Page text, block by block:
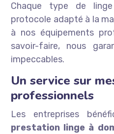
Chaque type de
protocole adapté à la
à nos équipements
savoir-faire, nous
impeccables.
Un service sur
professionnels
Les entreprises
prestation linge à